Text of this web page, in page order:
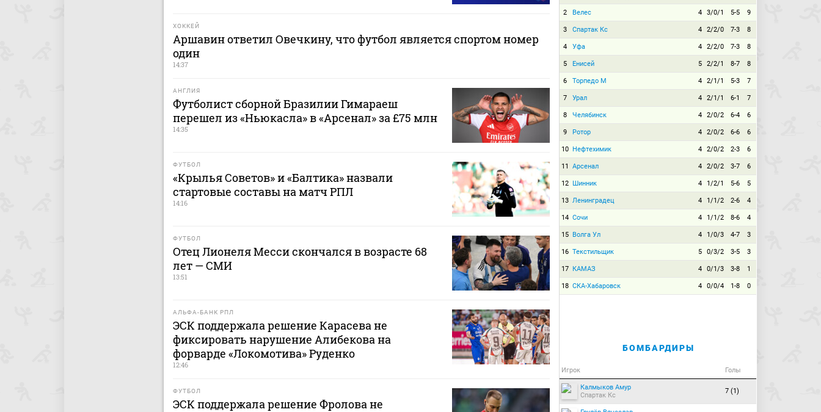
ХОККЕЙ
Аршавин ответил Овечкину, что футбол является спортом номер
один
14:37
АНГЛИЯ
Футболист сборной Бразилии Гимараеш
перешел из «Ньюкасла» в «Арсенал» за £75 млн
14:35
ФУТБОЛ
«Крылья Советов» и «Балтика» назвали
стартовые составы на матч РПЛ
14:16
ФУТБОЛ
Отец Лионеля Месси скончался в возрасте 68
лет — СМИ
13:51
АЛЬФА-БАНК РПЛ
ЭСК поддержала решение Карасева не
фиксировать нарушение Алибекова на
форварде «Локомотива» Руденко
12:46
ФУТБОЛ
ЭСК поддержала решение Фролова не
2 Велес 4 3/0/1 5-5 9
3 Спартак Кс 4 2/2/0 7-3 8
4 Уфа 4 2/2/0 7-3 8
5 Енисей 5 2/2/1 8-7 8
6 Торпедо М 4 2/1/1 5-3 7
7 Урал 4 2/1/1 6-1 7
8 Челябинск 4 2/0/2 6-4 6
9 Ротор 4 2/0/2 6-6 6
10 Нефтехимик 4 2/0/2 2-3 6
11 Арсенал 4 2/0/2 3-7 6
12 Шинник 4 1/2/1 5-6 5
13 Ленинградец 4 1/1/2 2-6 4
14 Сочи 4 1/1/2 8-6 4
15 Волга Ул 4 1/0/3 4-7 3
16 Текстильщик 5 0/3/2 3-5 3
17 КАМАЗ 4 0/1/3 3-8 1
18 СКА-Хабаровск 4 0/0/4 1-8 0
БОМБАРДИРЫ
Игрок Голы
Калмыков Амур
Спартак Кс
7 (1)